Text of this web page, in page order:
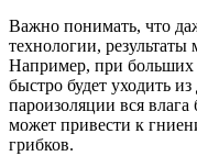
Важно понимать, что
технологии,
Например, при больших
быстро будет уходить
пароизоляции вся влага
может привести к
грибков.